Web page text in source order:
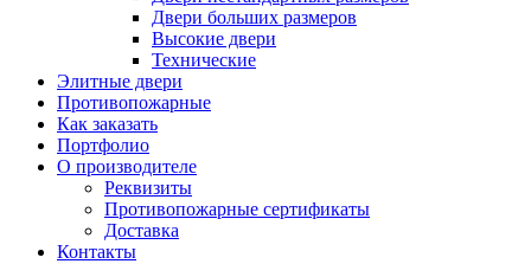
Двери больших размеров
Высокие двери
Технические
Элитные двери
Противопожарные
Как заказать
Портфолио
О производителе
Реквизиты
Противопожарные сертификаты
Доставка
Контакты